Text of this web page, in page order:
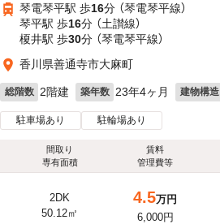
琴電琴平駅 歩16分 （琴電琴平線）
琴平駅 歩16分 （土讃線）
榎井駅 歩30分 （琴電琴平線）
香川県善通寺市大麻町
総階数 2階建 築年数 23年4ヶ月 建物構造
駐車場あり 駐輪場あり
間取り
専有面積
賃料
管理費等
2DK
50.12㎡
4.5万円
6,000円